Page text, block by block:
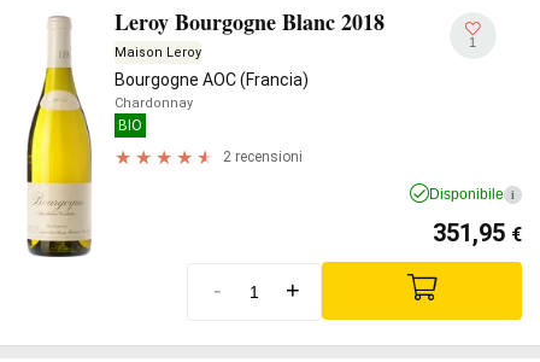
Leroy Bourgogne Blanc 2018
Maison Leroy
Bourgogne AOC (Francia)
Chardonnay
BIO
2 recensioni
1
Disponibile i
351,95 €
- +